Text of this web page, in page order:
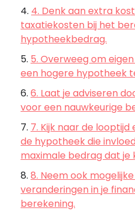
4. Denk aan extra
taxatiekosten bij het
hypotheekbedrag.
5. Overweeg om
een hogere hypotheek
6. Laat je adviseren
voor een nauwkeurige
7. Kijk naar de
de hypotheek die
maximale bedrag dat je
8. Neem ook
veranderingen in je
berekening.